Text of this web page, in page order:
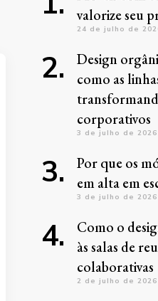
valorize seu
24 de julho de
Design
como as
corporativos
3 de julho de 2026
Por que os
em alta em
3 de julho de 2026
Como o
às salas de
colaborativas
2 de julho de 2026